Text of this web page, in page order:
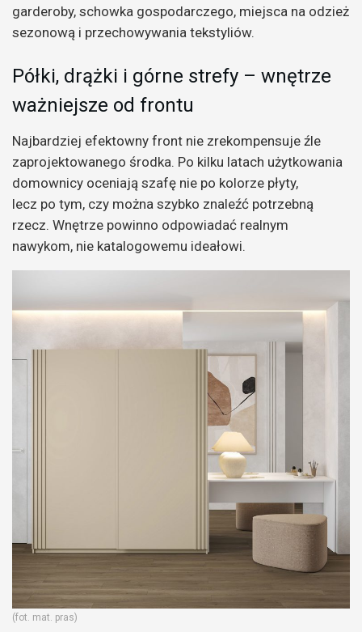
garderoby, schowka gospodarczego, miejsca na odzież
sezonową i przechowywania tekstyliów.
Półki, drążki i górne strefy – wnętrze
ważniejsze od frontu
Najbardziej efektowny front nie zrekompensuje źle
zaprojektowanego środka. Po kilku latach użytkowania
domownicy oceniają szafę nie po kolorze płyty,
lecz po tym, czy można szybko znaleźć potrzebną
rzecz. Wnętrze powinno odpowiadać realnym
nawykom, nie katalogowemu ideałowi.
(fot. mat. pras)